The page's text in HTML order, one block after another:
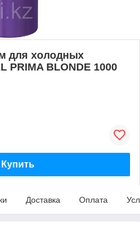
для холодных
PRIMA BLONDE 1000
Купить
Доставка Оплата